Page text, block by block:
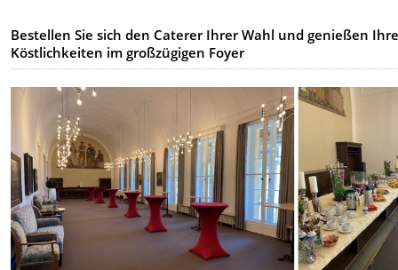
Bestellen Sie sich den Caterer Ihrer Wahl und genießen
Köstlichkeiten im großzügigen Foyer